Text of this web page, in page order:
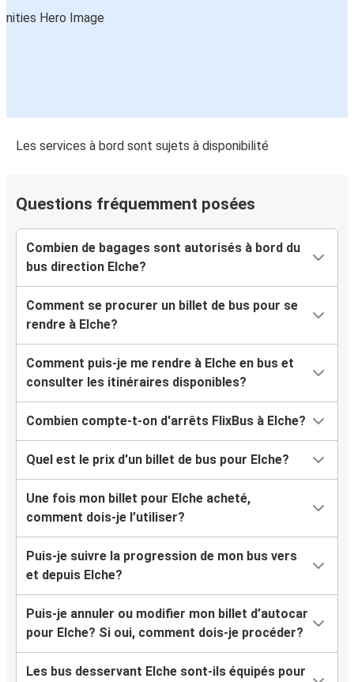
Les services à bord sont sujets à disponibilité
Questions fréquemment posées
Combien de bagages sont autorisés à bord du
bus direction Elche?
Comment se procurer un billet de bus pour se
rendre à Elche?
Comment puis-je me rendre à Elche en bus et
consulter les itinéraires disponibles?
Combien compte-t-on d'arrêts FlixBus à Elche?
Quel est le prix d'un billet de bus pour Elche?
Une fois mon billet pour Elche acheté,
comment dois-je l’utiliser?
Puis-je suivre la progression de mon bus vers
et depuis Elche?
Puis-je annuler ou modifier mon billet d’autocar
pour Elche? Si oui, comment dois-je procéder?
Les bus desservant Elche sont-ils équipés pour